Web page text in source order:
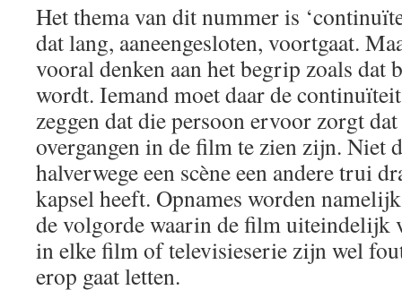
Het thema van dit nummer is
dat lang, aaneengesloten, voortgaat.
vooral denken aan het begrip zoals
wordt. Iemand moet daar de
zeggen dat die persoon ervoor zorgt
overgangen in de film te zien zijn. Niet
halverwege een scène een andere trui
kapsel heeft. Opnames worden
de volgorde waarin de film uiteindelijk
in elke film of televisieserie zijn wel
erop gaat letten.